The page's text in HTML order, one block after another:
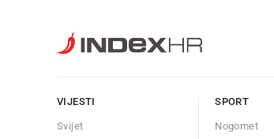
VIJESTI
Svijet
SPORT
Nogomet